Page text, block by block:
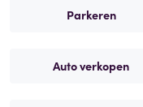
Parkeren
Auto verkopen